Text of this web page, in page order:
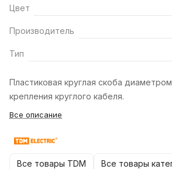
Цвет
Производитель
Тип
Пластиковая круглая скоба
крепления круглого кабеля.
Все описание
Все товары TDM Все товары